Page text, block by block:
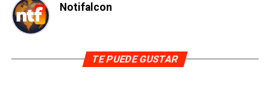
Notifalcon
TE PUEDE GUSTAR